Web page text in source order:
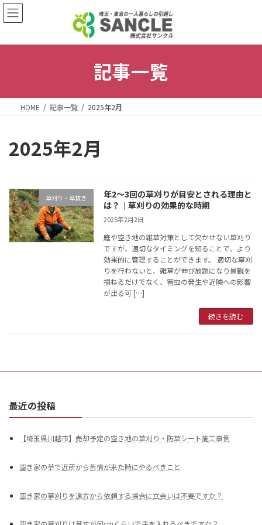
コ
ン
ン
キ
ナ
ビ
ー
に
記事一覧
HOME 記事一覧 2025年2月
2025年2月
草刈り・草抜き
年2～3回の草刈りが目安とされる理由と
は？｜草刈りの効果的な時期
2025年2月2日
庭や空き地の雑草対策として欠かせない草刈り
ですが、適切なタイミングを知ることで、より
効果的に管理することができます。 適切な草刈
りを行わないと、雑草が伸び放題になり景観を
損ねるだけでなく、害虫の発生や近隣への影響
が出る可 […]
続きを読む
最近の投稿
【埼玉県川越市】売却予定の空き地の草刈り・防草シート施工事例
空き家の草で近所から苦情が来た時にやるべきこと
空き家の草刈りを遠方から依頼する場合に立会いは不要ですか？